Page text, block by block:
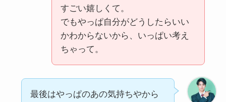
すごい嬉しくて。
でもやっぱ自分がどうしたらいい
かわからないから、いっぱい考え
ちゃって。
最後はやっぱのあの気持ちやから